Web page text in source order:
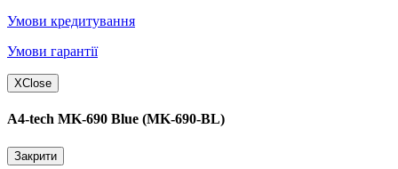
Умови кредитування
Умови гарантії
XClose
A4-tech MK-690 Blue (MK-690-BL)
Закрити